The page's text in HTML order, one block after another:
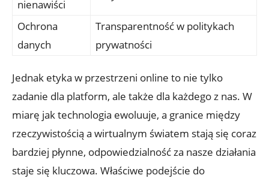
nienawiści
Ochrona
danych
Transparentność w politykach
prywatności
Jednak etyka w przestrzeni online to nie tylko
zadanie dla platform, ale także dla każdego z nas. W
miarę jak technologia ewoluuje, a granice między
rzeczywistością a wirtualnym światem stają się coraz
bardziej płynne, odpowiedzialność za nasze działania
staje się kluczowa. Właściwe podejście do